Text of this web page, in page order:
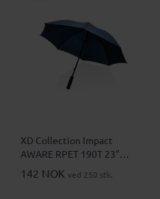
XD Collection Impact
AWARE RPET 190T 23"
Stormsikker Paraply
142 NOK ved 250 stk.